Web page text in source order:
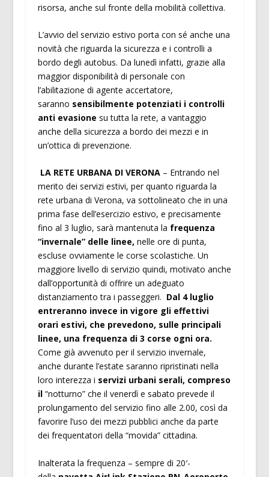
risorsa, anche sul fronte della mobilità collettiva.
L’avvio del servizio estivo porta con sé anche una
novità che riguarda la sicurezza e i controlli a
bordo degli autobus. Da lunedì infatti, grazie alla
maggior disponibilità di personale con
l’abilitazione di agente accertatore,
saranno sensibilmente potenziati i controlli
anti evasione su tutta la rete, a vantaggio
anche della sicurezza a bordo dei mezzi e in
un’ottica di prevenzione.
LA RETE URBANA DI VERONA– Entrando nel
merito dei servizi estivi, per quanto riguarda la
rete urbana di Verona, va sottolineato che in una
prima fase dell’esercizio estivo, e precisamente
fino al 3 luglio, sarà mantenuta la frequenza
“invernale” delle linee, nelle ore di punta,
escluse ovviamente le corse scolastiche. Un
maggiore livello di servizio quindi, motivato anche
dall’opportunità di offrire un adeguato
distanziamento tra i passeggeri. Dal 4 luglio
entreranno invece in vigore gli effettivi
orari estivi, che prevedono, sulle principali
linee, una frequenza di 3 corse ogni ora.
Come già avvenuto per il servizio invernale,
anche durante l’estate saranno ripristinati nella
loro interezza i servizi urbani serali, compreso
il “notturno” che il venerdì e sabato prevede il
prolungamento del servizio fino alle 2.00, così da
favorire l’uso dei mezzi pubblici anche da parte
dei frequentatori della “movida” cittadina.
Inalterata la frequenza – sempre di 20′-